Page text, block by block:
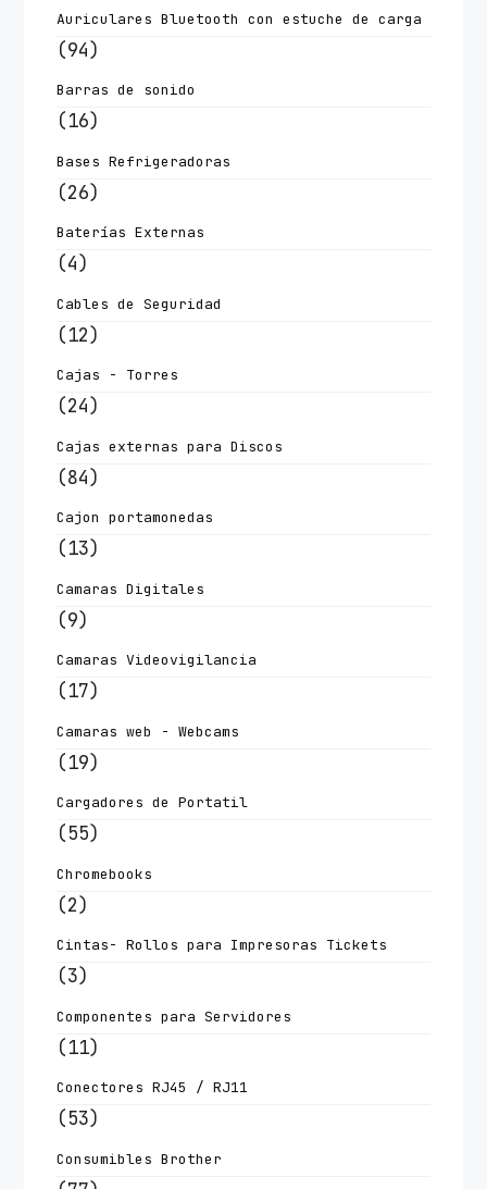
Auriculares Bluetooth con estuche de carga
(94)
Barras de sonido
(16)
Bases Refrigeradoras
(26)
Baterías Externas
(4)
Cables de Seguridad
(12)
Cajas - Torres
(24)
Cajas externas para Discos
(84)
Cajon portamonedas
(13)
Camaras Digitales
(9)
Camaras Videovigilancia
(17)
Camaras web - Webcams
(19)
Cargadores de Portatil
(55)
Chromebooks
(2)
Cintas- Rollos para Impresoras Tickets
(3)
Componentes para Servidores
(11)
Conectores RJ45 / RJ11
(53)
Consumibles Brother